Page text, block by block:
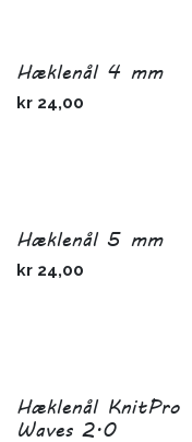
Hæklenål 4 mm
kr 24,00
Hæklenål 5 mm
kr 24,00
Hæklenål KnitPro
Waves 2.0